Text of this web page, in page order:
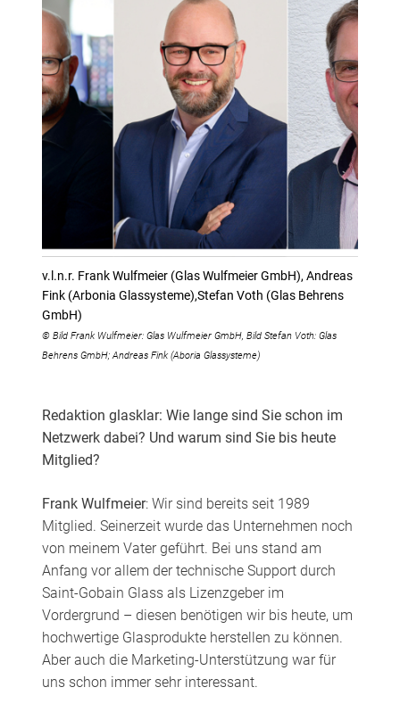
v.l.n.r. Frank Wulfmeier (Glas Wulfmeier GmbH), Andreas
Fink (Arbonia Glassysteme),Stefan Voth (Glas Behrens
GmbH)
© Bild Frank Wulfmeier: Glas Wulfmeier GmbH, Bild Stefan Voth: Glas
Behrens GmbH; Andreas Fink (Aboria Glassysteme)
Redaktion glasklar: Wie lange sind Sie schon im
Netzwerk dabei? Und warum sind Sie bis heute
Mitglied?
Frank Wulfmeier: Wir sind bereits seit 1989
Mitglied. Seinerzeit wurde das Unternehmen noch
von meinem Vater geführt. Bei uns stand am
Anfang vor allem der technische Support durch
Saint-Gobain Glass als Lizenzgeber im
Vordergrund – diesen benötigen wir bis heute, um
hochwertige Glasprodukte herstellen zu können.
Aber auch die Marketing-Unterstützung war für
uns schon immer sehr interessant.